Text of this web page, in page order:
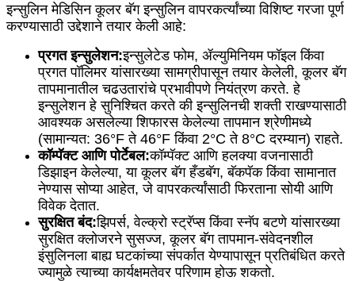
इन्सुलिन मेडिसिन कूलर बॅग इन्सुलिन वापरकर्त्यांच्या विशिष्ट गरजा पूर्ण
करण्यासाठी उद्देशाने तयार केली आहे:
प्रगत इन्सुलेशन:इन्सुलेटेड फोम, ॲल्युमिनियम फॉइल किंवा
प्रगत पॉलिमर यांसारख्या सामग्रीपासून तयार केलेली, कूलर बॅग
तापमानातील चढउतारांचे प्रभावीपणे नियंत्रण करते. हे
इन्सुलेशन हे सुनिश्चित करते की इन्सुलिनची शक्ती राखण्यासाठी
आवश्यक असलेल्या शिफारस केलेल्या तापमान श्रेणीमध्ये
(सामान्यत: 36°F ते 46°F किंवा 2°C ते 8°C दरम्यान) राहते.
कॉम्पॅक्ट आणि पोर्टेबल:कॉम्पॅक्ट आणि हलक्या वजनासाठी
डिझाइन केलेल्या, या कूलर बॅग हँडबॅग, बॅकपॅक किंवा सामानात
नेण्यास सोप्या आहेत, जे वापरकर्त्यांसाठी फिरताना सोयी आणि
विवेक देतात.
सुरक्षित बंद:झिपर्स, वेल्क्रो स्ट्रॅप्स किंवा स्नॅप बटणे यांसारख्या
सुरक्षित क्लोजरने सुसज्ज, कूलर बॅग तापमान-संवेदनशील
इंसुलिनला बाह्य घटकांच्या संपर्कात येण्यापासून प्रतिबंधित करते
ज्यामुळे त्याच्या कार्यक्षमतेवर परिणाम होऊ शकतो.